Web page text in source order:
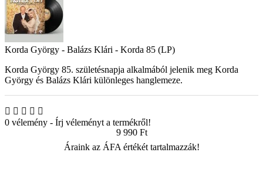
Korda György - Balázs Klári - Korda 85 (LP)
Korda György 85. születésnapja alkalmából jelenik meg Korda
György és Balázs Klári különleges hanglemeze.
0 vélemény - Írj véleményt a termékről!
9 990 Ft
Áraink az ÁFA értékét tartalmazzák!